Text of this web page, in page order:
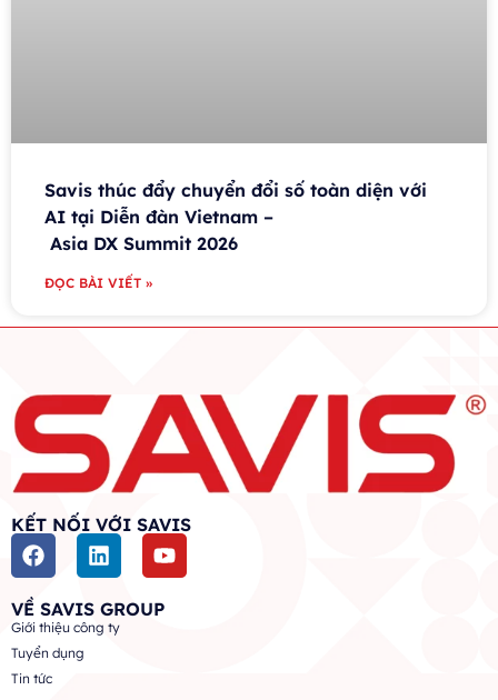
Savis thúc đẩy chuyển đổi số toàn diện với
AI tại Diễn đàn Vietnam –
Asia DX Summit 2026
ĐỌC BÀI VIẾT »
KẾT NỐI VỚI SAVIS
VỀ SAVIS GROUP
Giới thiệu công ty
Tuyển dụng
Tin tức